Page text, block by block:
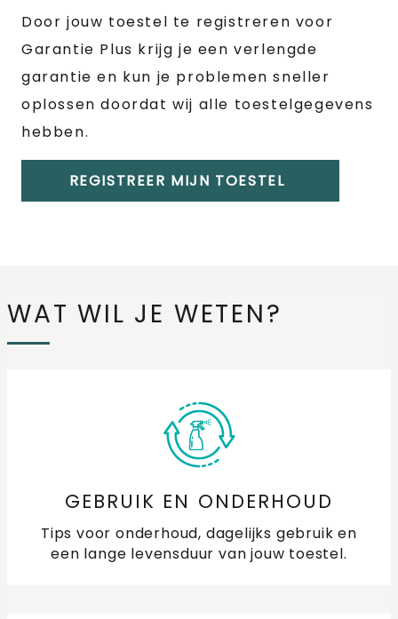
Door jouw toestel te registreren voor
Garantie Plus krijg je een verlengde
garantie en kun je problemen sneller
oplossen doordat wij alle toestelgegevens
hebben.
REGISTREER MIJN TOESTEL
WAT WIL JE WETEN?
GEBRUIK EN ONDERHOUD
Tips voor onderhoud, dagelijks gebruik en
een lange levensduur van jouw toestel.